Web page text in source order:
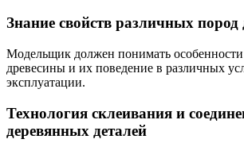
Знание свойств различных пород
Модельщик должен понимать
древесины и их поведение в различных
эксплуатации.
Технология склеивания и
деревянных деталей